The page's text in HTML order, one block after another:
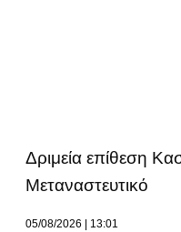
Δριμεία επίθεση
Μεταναστευτικό
05/08/2026 13:01